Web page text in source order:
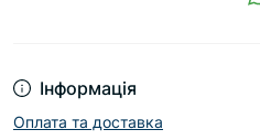
Інформація
Оплата та доставка